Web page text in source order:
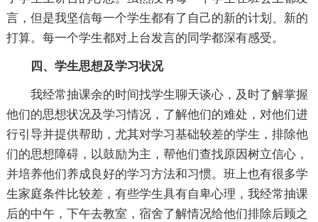
言，但是我坚信每一个学生都有了自己的新的计划、新的
打算。每一个学生都对上台发言的同学都深有感受。
四、学生思想及学习状况
我经常抽课余的时间找学生聊天谈心，及时了解掌握
他们的思想状况及学习情况，了解他们的难处，对他们进
行引导并提供帮助，尤其对学习基础较差的学生，排除他
们的思想障碍，以鼓励为主，帮他们查找原因树立信心，
并培养他们养成良好的学习方法和习惯。班上也有很多学
生家庭条件比较差，有些学生具有自卑心理，我经常抽课
后的中午，下午去教室，宿舍了解情况给他们排除后顾之